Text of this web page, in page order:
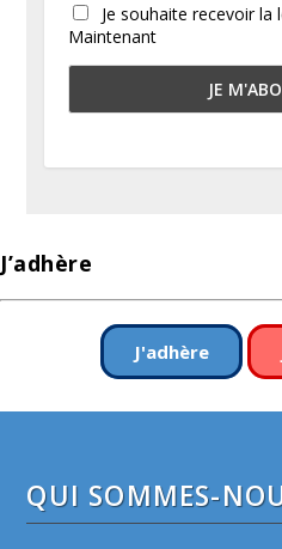
Je souhaite recevoir la
Maintenant
J’adhère
J'adhère
QUI SOMMES-